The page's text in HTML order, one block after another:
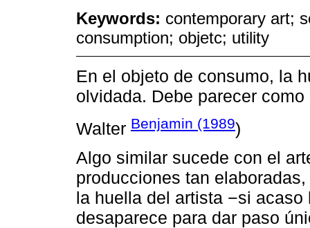
Keywords: contemporary art;
consumption; objetc; utility
En el objeto de consumo, la
olvidada. Debe parecer
Walter Benjamin (1989)
Algo similar sucede con el
producciones tan
la huella del artista −si
desaparece para dar paso